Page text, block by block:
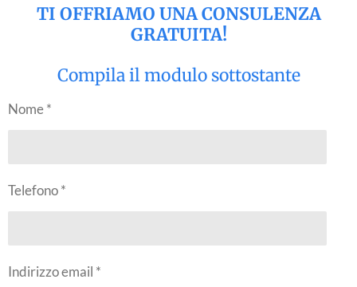
TI OFFRIAMO UNA CONSULENZA
GRATUITA!
Compila il modulo sottostante
Nome *
Telefono *
Indirizzo email *